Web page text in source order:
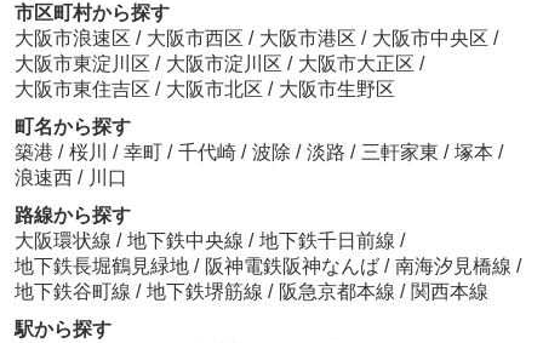
市区町村から探す
大阪市浪速区 / 大阪市西区 / 大阪市港区 / 大阪市中央区 /
大阪市東淀川区 / 大阪市淀川区 / 大阪市大正区 /
大阪市東住吉区 / 大阪市北区 / 大阪市生野区
町名から探す
築港 / 桜川 / 幸町 / 千代崎 / 波除 / 淡路 / 三軒家東 / 塚本 /
浪速西 / 川口
路線から探す
大阪環状線 / 地下鉄中央線 / 地下鉄千日前線 /
地下鉄長堀鶴見緑地 / 阪神電鉄阪神なんば / 南海汐見橋線 /
地下鉄谷町線 / 地下鉄堺筋線 / 阪急京都本線 / 関西本線
駅から探す